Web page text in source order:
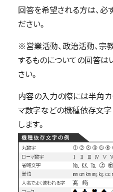
回答を希望される方は、必
ださい。
※営業活動、政治活動、宗
するものについての回答は
さい。
内容の入力の際には半角
マ数字などの機種依存文
します。